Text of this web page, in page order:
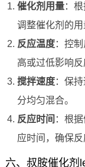
催化剂用量：
调整催化剂的用
反应温度：控制
高或过低影响反
搅拌速度：保
分均匀混合。
反应时间 ：根
应时间，确保反
六、叔胺催化剂